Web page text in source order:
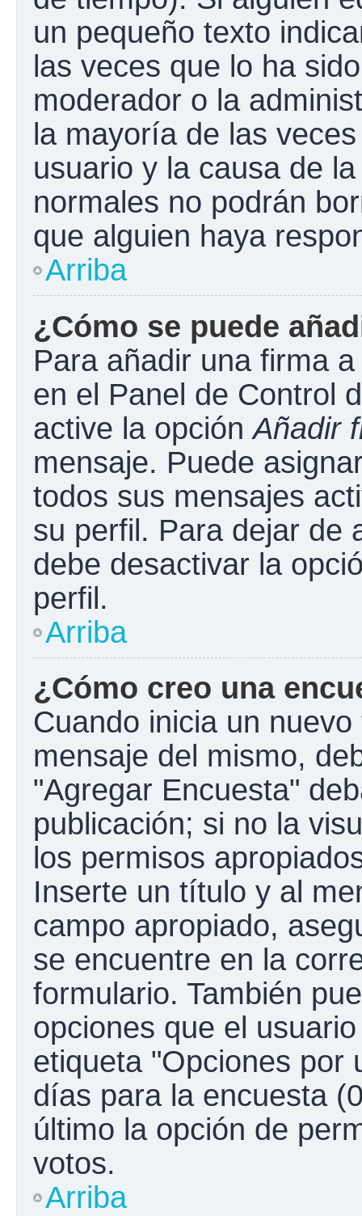
un pequeño texto
las veces que lo ha
moderador o la
la mayoría de las
usuario y la causa de
normales no podrán
que alguien haya
Arriba
¿Cómo se puede
Para añadir una firma
en el Panel de Control
active la opciónAñadir
mensaje. Puede
todos sus mensajes
su perfil. Para dejar de
debe desactivar la
perfil.
Arriba
¿Cómo creo una
Cuando inicia un
mensaje del mismo,
"Agregar Encuesta"
publicación; si no la
los permisos
Inserte un título y al
campo apropiado,
se encuentre en la
formulario. También
opciones que el
etiqueta "Opciones por
días para la encuesta
último la opción de
votos.
Arriba